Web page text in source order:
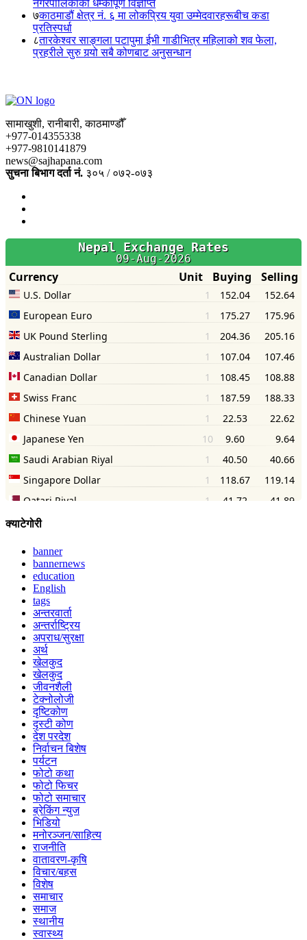
नगरपालिकाको धम्कीपूर्ण विज्ञप्ति
७काठमाडौं क्षेत्र नं. ६ मा लोकप्रिय युवा उम्मेदवारहरूबीच कडा
प्रतिस्पर्धा
८तारकेश्वर साङ्गला पटापुमा ईभी गाडीभित्र महिलाको शव फेला,
प्रहरीले सुरु गर्‍यो सबै कोणबाट अनुसन्धान
सामाखुशी, रानीबारी, काठमाण्डौँ
+977-014355338
+977-9810141879
news@sajhapana.com
सुचना बिभाग दर्ता नं. ३०५ / ०७२-०७३
क्याटेगोरी
banner
bannernews
education
English
tags
अन्तरवार्ता
अन्तर्राष्ट्रिय
अपराध/सुरक्षा
अर्थ
खेलकुद
खेलकुद
जीवनशैली
टेक्नोलोजी
दृष्टिकोण
दृस्टी कोण
देश परदेश
निर्वाचन बिशेष
पर्यटन
फोटो कथा
फोटो फिचर
फोटो समाचार
ब्रेकिंग न्युज
भिडियो
मनोरञ्जन/साहित्य
राजनीति
वातावरण-कृषि
विचार/बहस
विशेष
समाचार
समाज
स्थानीय
स्वास्थ्य